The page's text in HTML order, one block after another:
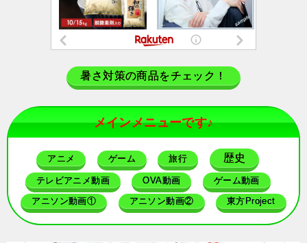
暑さ対策の商品をチェック！
メインメニューです♪
アニメ ゲーム 旅行 歴史
テレビアニメ動画 OVA動画 ゲーム動画
アニソン動画① アニソン動画② 東方Project